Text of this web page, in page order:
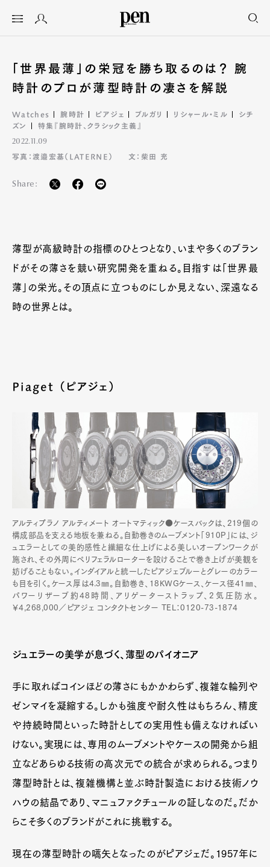
「世界最薄」の栄冠を勝ち取るのは？ 腕
時計のプロが薄型時計の凄さを解説
Watches 腕時計 ピアジェ ブルガリ リシャール・ミル
シチ
ズン
特集『腕時計、クラシック主義』
2022.11.09
写真：渡邉宏基（LATERNE）
文：柴田 充
Share:
薄型が高級時計の指標のひとつとなり、いまや多くのブラン
ドがその薄さを競い研究開発を重ねる。目指すは「世界最
薄」の栄光。その頂点に立つものにしか見えない、深遠なる
時の世界とは。
Piaget （ピアジェ）
アルティプラノ アルティメート オートマティック●ケースバックは、219個の
構成部品を支える地板を兼ねる。自動巻きのムーブメント「910P」には、ジ
ュエラーとしての美的感性と繊細な仕上げによる美しいオープンワークが
施され、その外周にペリフェラルローターを設けることで巻き上げが美観を
妨げることもない。インダイアルと統一したピアジェブルーとグレーのカラー
も目を引く。ケース厚は4.3㎜。自動巻き、18KWGケース、ケース径41㎜、
パワーリザーブ約48時間、アリゲーターストラップ、2気圧防水。
￥4,268,000／ピアジェ コンタクトセンター TEL：0120-73-1874
ジュエラーの美学が息づく、薄型のパイオニア
手に取ればコインほどの薄さにもかかわらず、複雑な輪列や
ゼンマイを凝縮する。しかも強度や耐久性はもちろん、精度
や持続時間といった時計としての実用性も備えなければい
けない。実現には、専用のムーブメントやケースの開発から組
立などあらゆる技術の高次元での統合が求められる。つまり
薄型時計とは、複雑機構と並ぶ時計製造における技術ノウ
ハウの結晶であり、マニュファクチュールの証しなのだ。だか
らこそ多くのブランドがこれに挑戦する。
現在の薄型時計の嚆矢となったのがピアジェだ。1957年に